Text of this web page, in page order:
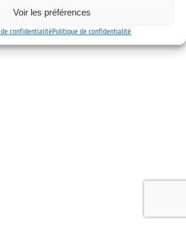
Voir les préférences
de confidentialitéPolitique de confidentialité